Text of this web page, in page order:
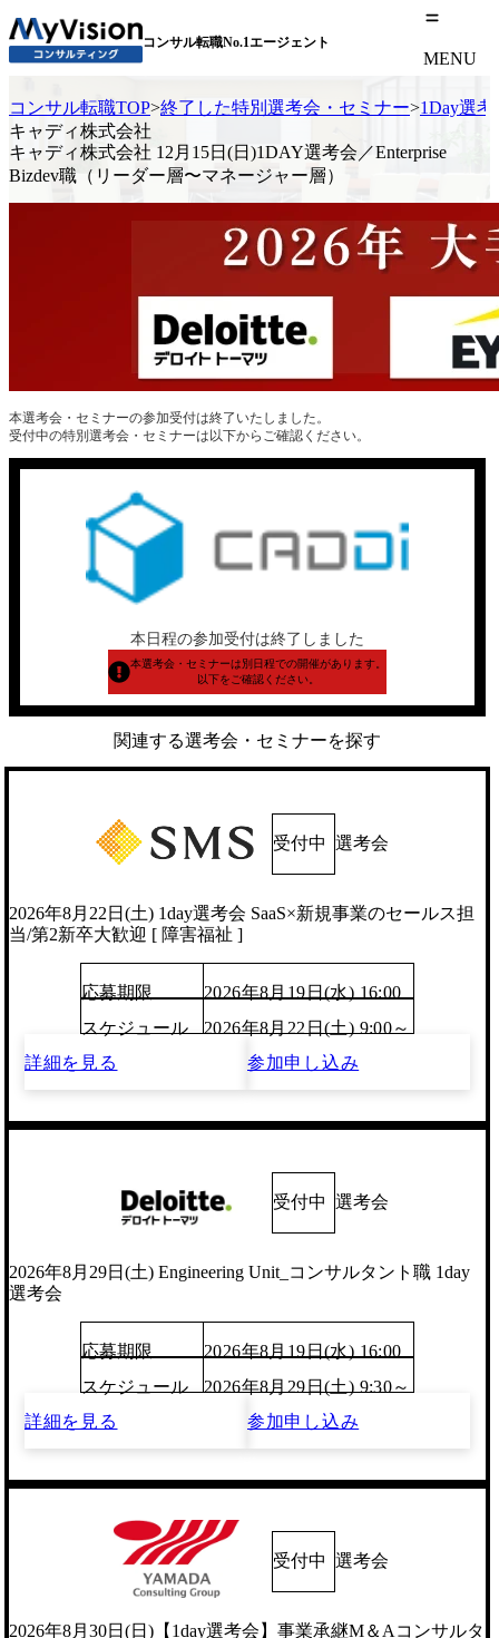
コンサル転職No.1エージェント
MENU
コンサル転職TOP>終了した特別選考会・セミナー>1Day選考
キャディ株式会社
キャディ株式会社 12月15日(日)1DAY選考会／Enterprise
Bizdev職（リーダー層〜マネージャー層）
本選考会・セミナーの参加受付は終了いたしました。
受付中の特別選考会・セミナーは以下からご確認ください。
本日程の参加受付は終了しました
本選考会・セミナーは別日程での開催があります。
以下をご確認ください。
関連する選考会・セミナーを探す
受付中 選考会
2026年8月22日(土) 1day選考会 SaaS×新規事業のセールス担
当/第2新卒大歓迎 [ 障害福祉 ]
応募期限
2026年8月19日(水) 16:00
スケジュール
2026年8月22日(土) 9:00～
詳細を見る
参加申し込み
受付中 選考会
2026年8月29日(土) Engineering Unit_コンサルタント職 1day
選考会
応募期限
2026年8月19日(水) 16:00
スケジュール
2026年8月29日(土) 9:30～
詳細を見る
参加申し込み
受付中 選考会
2026年8月30日(日)【1day選考会】事業承継M＆Aコンサルタ